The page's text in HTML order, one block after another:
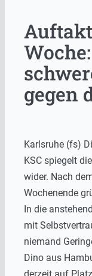
gegen
Karlsruhe (fs)
KSC spiegelt
wider. Nach
Wochenende
In die
mit
niemand
Dino aus